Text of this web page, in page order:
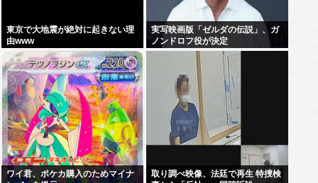
東京で大地震が絶対に起きない理
由www
実写映画版「ゼルダの伝説」、ガ
ノンドロフ役が決定
ワイ君、ポケカ購入のためマイナ
取り調べ映像、法廷で再生 特捜検